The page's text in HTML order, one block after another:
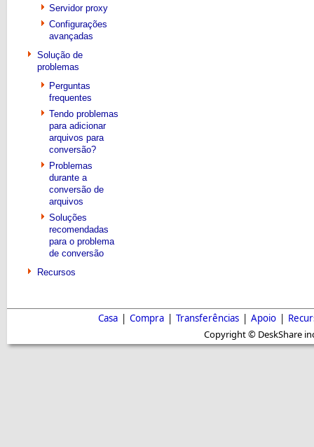
Servidor proxy
Configurações
avançadas
Solução de
problemas
Perguntas
frequentes
Tendo problemas
para adicionar
arquivos para
conversão?
Problemas
durante a
conversão de
arquivos
Soluções
recomendadas
para o problema
de conversão
Recursos
Casa | Compra | Transferências | Apoio |
Copyright © DeskShare